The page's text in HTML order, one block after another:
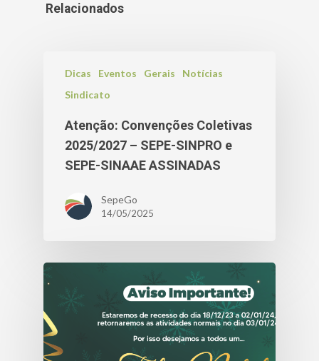
Relacionados
Dicas Eventos Gerais
Notícias
Sindicato
Atenção: Convenções Coletivas
2025/2027 – SEPE-SINPRO e
SEPE-SINAAE ASSINADAS
SepeGo
14/05/2025